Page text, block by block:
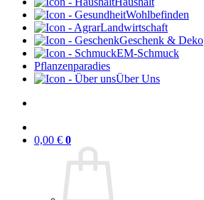
Wohlbefinden
Landwirtschaft
Geschenk & Deko
EM-Schmuck
Pflanzenparadies
Über Uns
0,00 € 0